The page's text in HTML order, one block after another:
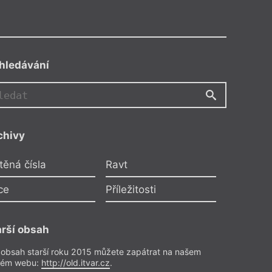
kniha nestačí
2026
čísla Ravt
Příležitosti
obsah
starší roku 2015 můžete zapátrat na našem
webu: http://old.itvar.cz.